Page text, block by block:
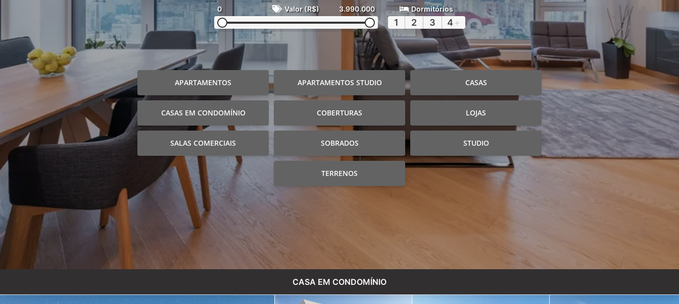
0 Valor (R$) 3.990.000 Dormitórios
1 2 3 4 +
APARTAMENTOS APARTAMENTOS STUDIO CASAS
CASAS EM CONDOMÍNIO COBERTURAS LOJAS
SALAS COMERCIAIS SOBRADOS STUDIO
TERRENOS
CASA EM CONDOMÍNIO